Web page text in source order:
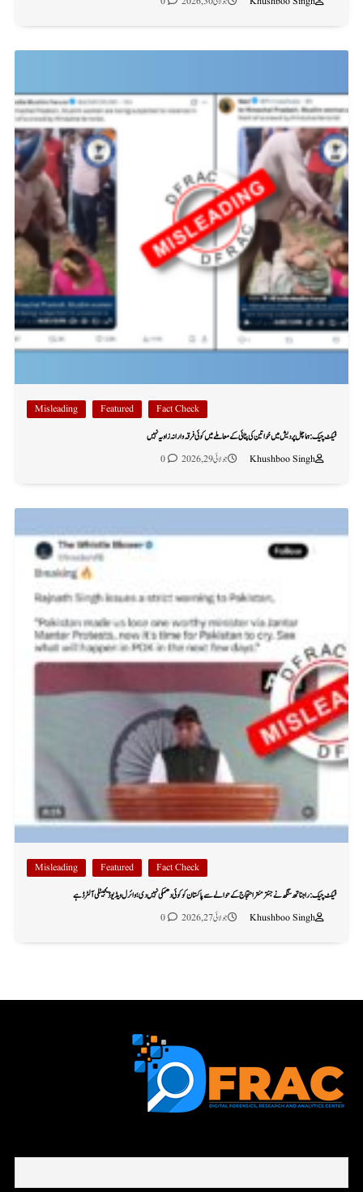
Fact Check
Featured
Misleading
فیکٹ چیک: ہماچل پردیش میں خواتین کی پٹائی کے معاملے میں کوئی فرقہ وارانہ زاویہ نہیں
Khushboo Singh
جولائی 29, 2026 0
Fact Check
Featured
Misleading
فیکٹ چیک: راجناتھ سنگھ نے جنتر منتر احتجاج کے حوالے سے پاکستان کو کوئی دھمکی نہیں دی؛ وائرل ویڈیو ڈیجیٹلی آلٹرڈ ہے
Khushboo Singh
جولائی 27, 2026 0